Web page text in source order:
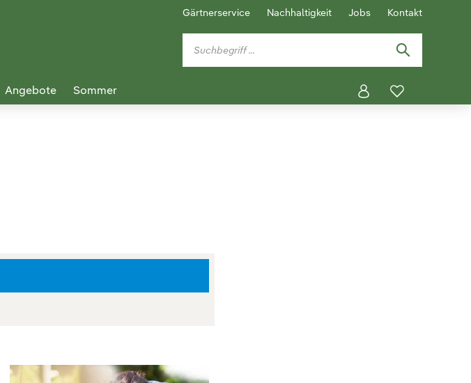
Gärtnerservice Nachhaltigkeit Jobs Kontakt
Angebote Sommer